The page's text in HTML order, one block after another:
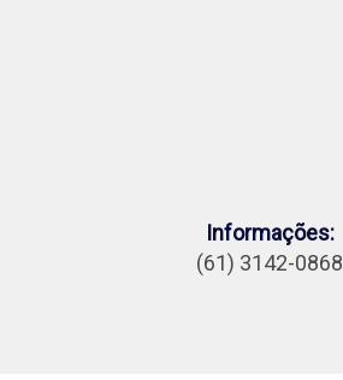
Informações:
(61) 3142-0868